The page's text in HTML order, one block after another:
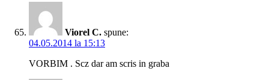
Viorel C. spune:
04.05.2014 la 15:13
VORBIM . Scz dar am scris in graba